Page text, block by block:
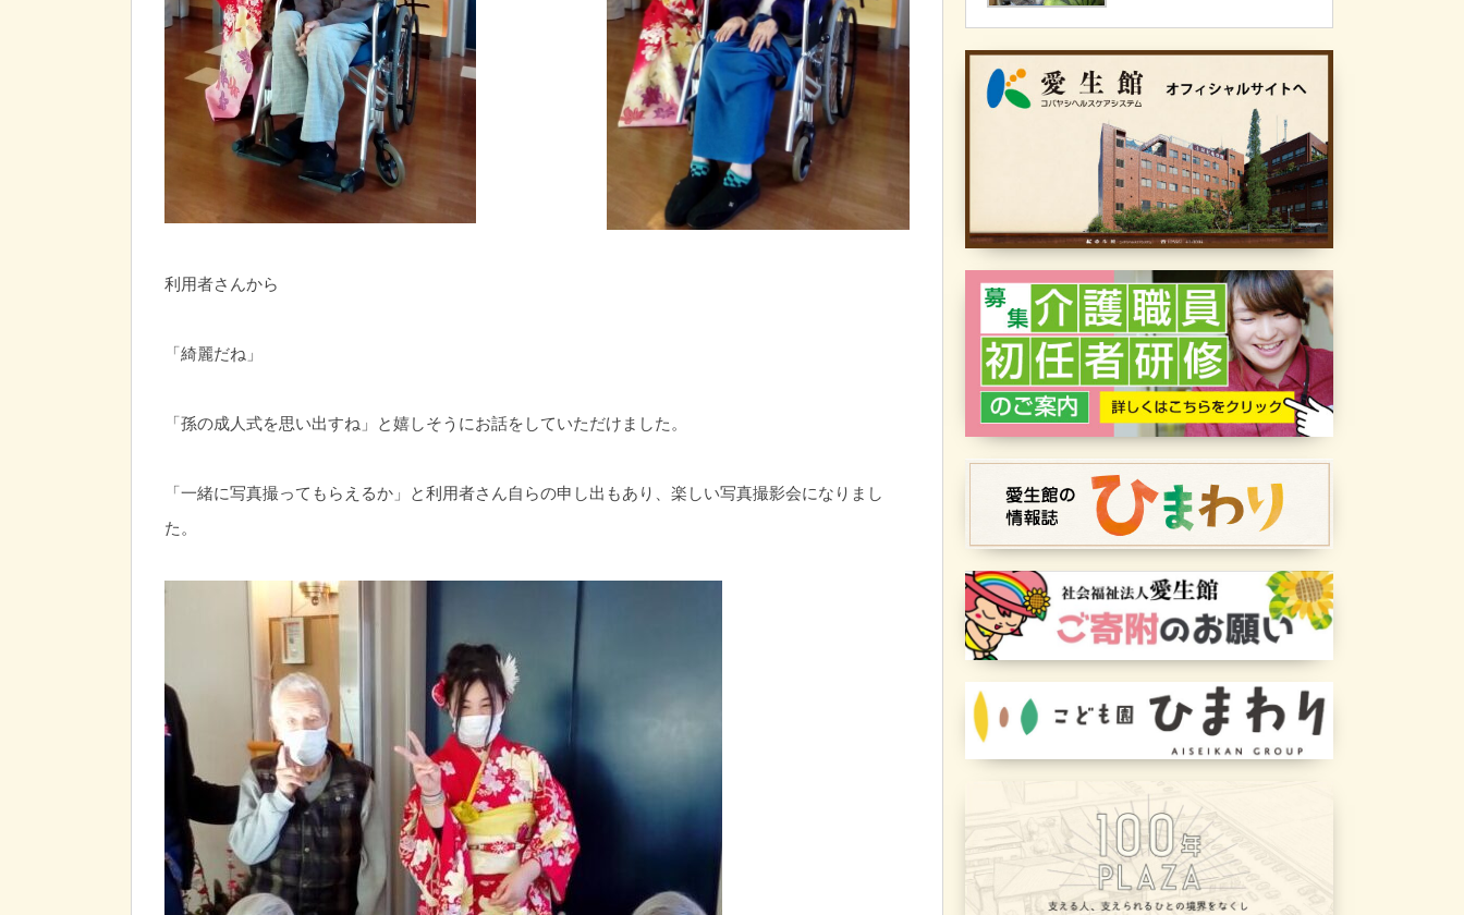
利用者さんから
「綺麗だね」
「孫の成人式を思い出すね」と嬉しそうにお話をしていただけました。
「一緒に写真撮ってもらえるか」と利用者さん自らの申し出もあり、楽しい写真撮影会になりまし
た。